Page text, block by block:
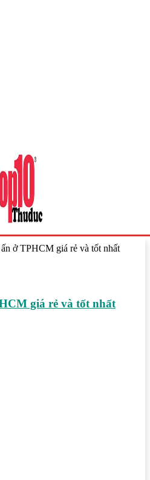
ở TPHCM giá rẻ và tốt nhất
giá rẻ và tốt nhất